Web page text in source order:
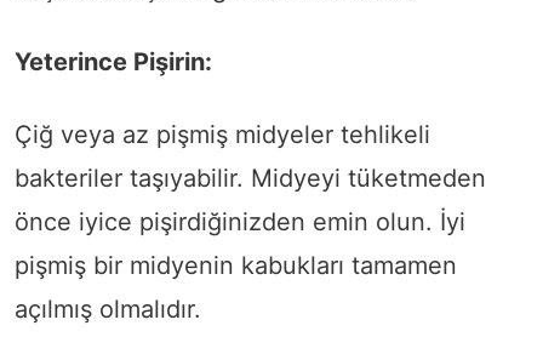
Yeterince Pişirin:
Çiğ veya az pişmiş midyeler tehlikeli
bakteriler taşıyabilir. Midyeyi tüketmeden
önce iyice pişirdiğinizden emin olun. İyi
pişmiş bir midyenin kabukları tamamen
açılmış olmalıdır.